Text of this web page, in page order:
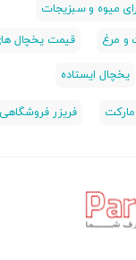
میوه و سبزیجات
و مرغ
قیمت یخچال
یخچال ایستاده
فریزر فروشگاهی